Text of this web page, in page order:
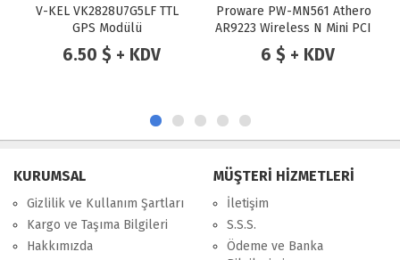
Proware PW-MN561 Athero
AR9223 Wireless N Mini PCI
6 $ + KDV
RTL8821CE 802.11AC
Bluetooth 4.2 433 Mbps 2.4
Ghz/5 Ghz Çift Bant Mini
Pcıe Wifi Kart
20 $ + KDV
KURUMSAL
Gizlilik ve Kullanım Şartları
Kargo ve Taşıma Bilgileri
Hakkımızda
MÜŞTERİ HİZMETLERİ
İletişim
S.S.S.
Ödeme ve Banka